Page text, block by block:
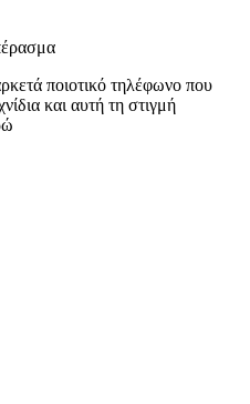
ποιοτικό τηλέφωνο που
και αυτή τη στιγμή